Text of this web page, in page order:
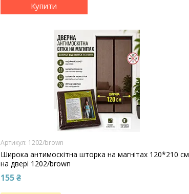
Купити
1202/brown
Широка антимоскітна шторка на магнітах 120*210 см
на двері 1202/brown
155 ₴